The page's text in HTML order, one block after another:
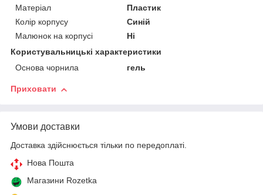
Матеріал
Пластик
Колір корпусу
Синій
Малюнок на корпусі
Ні
Користувальницькі характеристики
Основа чорнила
гель
Приховати
Умови доставки
Доставка здійснюється тільки по передоплаті.
Нова Пошта
Магазини Rozetka